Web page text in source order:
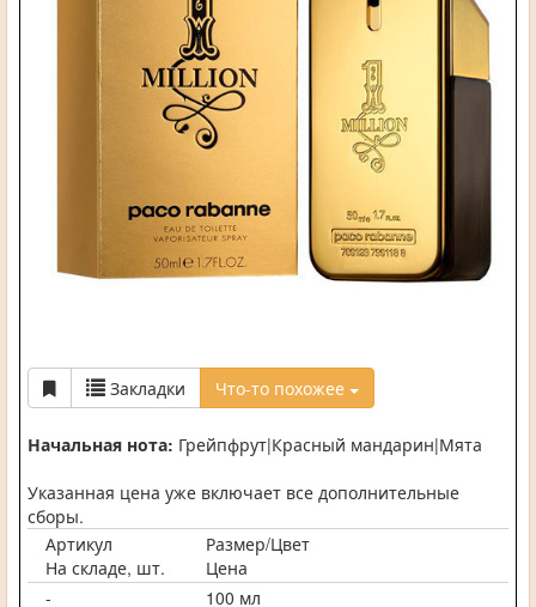
Закладки Что-то похожее
Начальная нота: Грейпфрут|Красный мандарин|Мята
Указанная цена уже включает все дополнительные
сборы.
Артикул
Размер/Цвет
На складе, шт.
Цена
-
100 мл